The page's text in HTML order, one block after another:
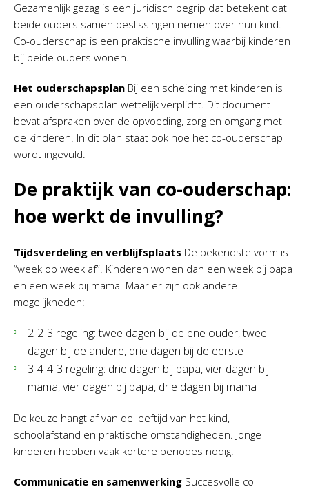
Gezamenlijk gezag is een juridisch begrip dat betekent dat
beide ouders samen beslissingen nemen over hun kind.
Co-ouderschap is een praktische invulling waarbij kinderen
bij beide ouders wonen.
Het ouderschapsplan Bij een scheiding met kinderen is
een ouderschapsplan wettelijk verplicht. Dit document
bevat afspraken over de opvoeding, zorg en omgang met
de kinderen. In dit plan staat ook hoe het co-ouderschap
wordt ingevuld.
De praktijk van co-ouderschap:
hoe werkt de invulling?
Tijdsverdeling en verblijfsplaats De bekendste vorm is
“week op week af”. Kinderen wonen dan een week bij papa
en een week bij mama. Maar er zijn ook andere
mogelijkheden:
2-2-3 regeling: twee dagen bij de ene ouder, twee
dagen bij de andere, drie dagen bij de eerste
3-4-4-3 regeling: drie dagen bij papa, vier dagen bij
mama, vier dagen bij papa, drie dagen bij mama
De keuze hangt af van de leeftijd van het kind,
schoolafstand en praktische omstandigheden. Jonge
kinderen hebben vaak kortere periodes nodig.
Communicatie en samenwerking Succesvolle co-